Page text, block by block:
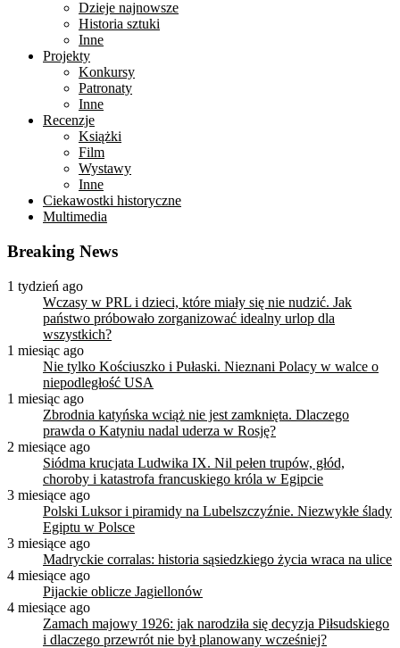
Dzieje najnowsze
Historia sztuki
Inne
Projekty
Konkursy
Patronaty
Inne
Recenzje
Książki
Film
Wystawy
Inne
Ciekawostki historyczne
Multimedia
Breaking News
1 tydzień ago
Wczasy w PRL i dzieci, które miały się nie nudzić. Jak
państwo próbowało zorganizować idealny urlop dla
wszystkich?
1 miesiąc ago
Nie tylko Kościuszko i Pułaski. Nieznani Polacy w walce o
niepodległość USA
1 miesiąc ago
Zbrodnia katyńska wciąż nie jest zamknięta. Dlaczego
prawda o Katyniu nadal uderza w Rosję?
2 miesiące ago
Siódma krucjata Ludwika IX. Nil pełen trupów, głód,
choroby i katastrofa francuskiego króla w Egipcie
3 miesiące ago
Polski Luksor i piramidy na Lubelszczyźnie. Niezwykłe ślady
Egiptu w Polsce
3 miesiące ago
Madryckie corralas: historia sąsiedzkiego życia wraca na ulice
4 miesiące ago
Pijackie oblicze Jagiellonów
4 miesiące ago
Zamach majowy 1926: jak narodziła się decyzja Piłsudskiego
i dlaczego przewrót nie był planowany wcześniej?